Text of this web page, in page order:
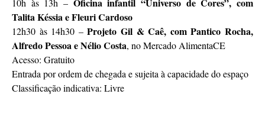
10h às 13h –
Talita Késsia e Fleuri Cardoso
12h30 às 14h30 –Projeto Gil & Caê, com Pantico Rocha,
Alfredo Pessoa e Nélio Costa, no Mercado AlimentaCE
Acesso: Gratuito
Entrada por ordem de chegada e sujeita à capacidade do espaço
Classificação indicativa: Livre